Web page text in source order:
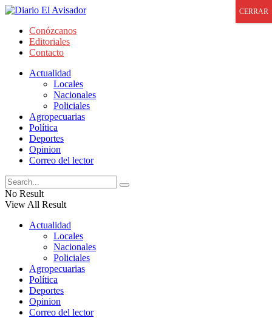
Conózcanos
Editoriales
Contacto
Actualidad
Locales
Nacionales
Policiales
Agropecuarias
Política
Deportes
Opinion
Correo del lector
No Result
View All Result
Actualidad
Locales
Nacionales
Policiales
Agropecuarias
Política
Deportes
Opinion
Correo del lector
CERRAR